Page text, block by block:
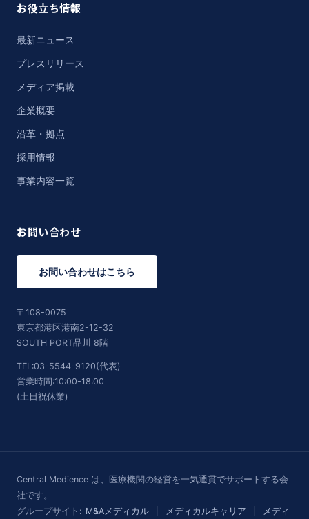
お役立ち情報
最新ニュース
プレスリリース
メディア掲載
企業概要
沿革・拠点
採用情報
事業内容一覧
お問い合わせ
お問い合わせはこちら
〒108-0075
東京都港区港南2-12-32
SOUTH PORT品川 8階
TEL:03-5544-9120(代表)
営業時間:10:00-18:00
(土日祝休業)
Central Medience は、医療機関の経営を一気通貫でサポートする会
社です。
グループサイト: M&Aメディカル メディカルキャリア メディ